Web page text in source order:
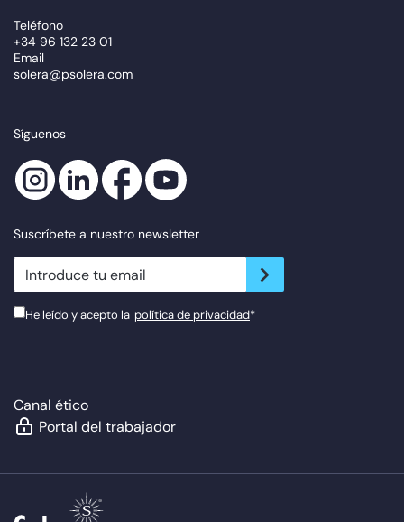
Teléfono
+34 96 132 23 01
Email
solera@psolera.com
Síguenos
Suscríbete a nuestro newsletter
newsletter.suscribe
He leído y acepto la política de privacidad*
Canal ético
Portal del trabajador